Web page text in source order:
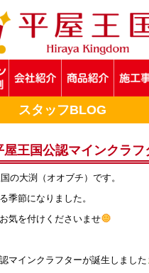
スタッフBLOG
屋王国公認マインクラフ
の大渕（オオブチ）です。
季節になりました。
気を付けくださいませ
マインクラフターが誕生しました